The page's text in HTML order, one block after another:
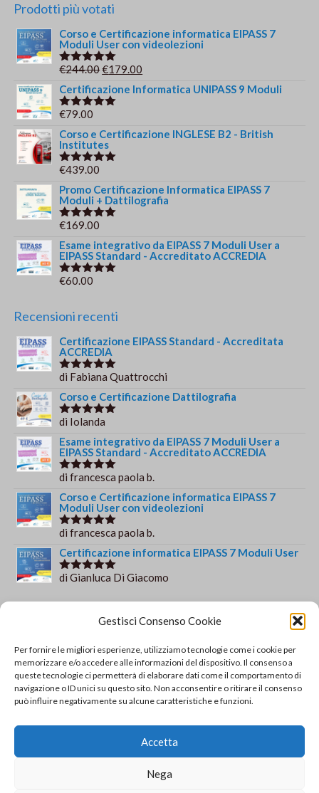
Gestisci Consenso Cookie
Per fornire le migliori esperienze, utilizziamo tecnologie come i cookie per
memorizzare e/o accedere alle informazioni del dispositivo. Il consenso a
queste tecnologie ci permetterà di elaborare dati come il comportamento di
navigazione o ID unici su questo sito. Non acconsentire o ritirare il consenso
può influire negativamente su alcune caratteristiche e funzioni.
Accetta
Nega
Prodotti più votati
Corso e Certificazione informatica EIPASS 7
Moduli User con videolezioni
Valutato
€244.00Il
prezzo
originale
€244.00.
€179.00
prezzo
€179.00.
Certificazione Informatica UNIPASS 9 Moduli
Valutato
€79.00
Corso e Certificazione INGLESE B2 - British
Institutes
Valutato
€439.00
Promo Certificazione Informatica EIPASS 7
Moduli + Dattilografia
Valutato
€169.00
Esame integrativo da EIPASS 7 Moduli User a
EIPASS Standard - Accreditato ACCREDIA
Valutato
€60.00
Recensioni recenti
Certificazione EIPASS Standard - Accreditata
ACCREDIA
Valutato5
di Fabiana Quattrocchi
Corso e Certificazione Dattilografia
Valutato5
di Iolanda
Esame integrativo da EIPASS 7 Moduli User a
EIPASS Standard - Accreditato ACCREDIA
Valutato5
di francesca paola b.
Corso e Certificazione informatica EIPASS 7
Moduli User con videolezioni
Valutato5
di francesca paola b.
Certificazione informatica EIPASS 7 Moduli User
Valutato5
di Gianluca Di Giacomo
84013 Cava de' Tirreni
+39 329 952 9244
info@solsisacademy.it
Lun-Ven: 09:30-18:30, Sab: 10:00-12:00
Pausa pranzo: 13:30-15:30
© Copyright - SOLSIS Academy by SOLUZIONE E
SISTEMI di Catino Valentino - Via Gaudio Maiori - 84013